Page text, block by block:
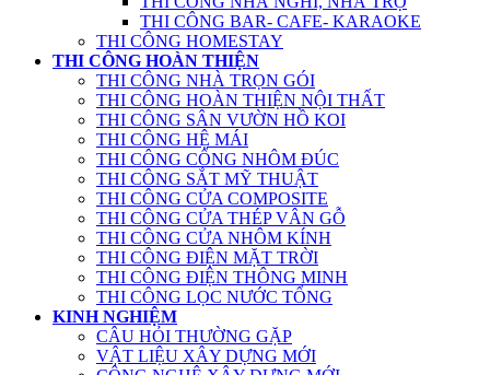
THI CÔNG BAR- CAFE- KARAOKE
THI CÔNG HOMESTAY
THI CÔNG HOÀN THIỆN
THI CÔNG NHÀ TRỌN GÓI
THI CÔNG HOÀN THIỆN NỘI THẤT
THI CÔNG SÂN VƯỜN HỒ KOI
THI CÔNG HỆ MÁI
THI CÔNG CỔNG NHÔM ĐÚC
THI CÔNG SẮT MỸ THUẬT
THI CÔNG CỬA COMPOSITE
THI CÔNG CỬA THÉP VÂN GỖ
THI CÔNG CỬA NHÔM KÍNH
THI CÔNG ĐIỆN MẶT TRỜI
THI CÔNG ĐIỆN THÔNG MINH
THI CÔNG LỌC NƯỚC TỔNG
KINH NGHIỆM
CÂU HỎI THƯỜNG GẶP
VẬT LIỆU XÂY DỰNG MỚI